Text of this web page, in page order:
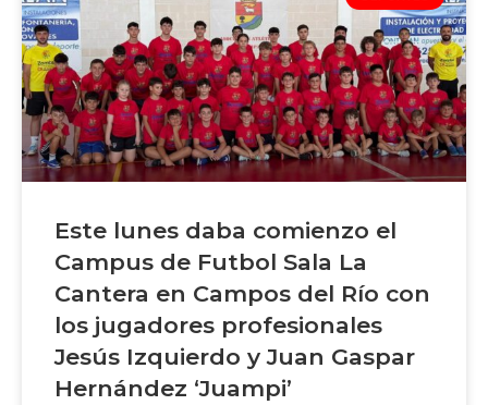
Este lunes daba comienzo el
Campus de Futbol Sala La
Cantera en Campos del Río con
los jugadores profesionales
Jesús Izquierdo y Juan Gaspar
Hernández ‘Juampi’